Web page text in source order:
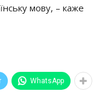
мову, – каже
WhatsApp